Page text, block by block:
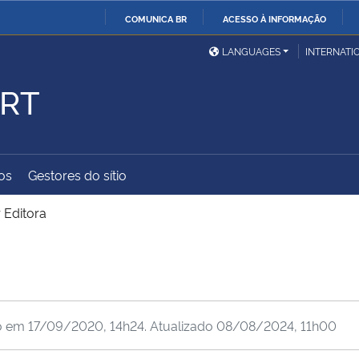
COMUNICA BR ACESSO À INFORMAÇÃO
Ministério da Defesa
Ministério das Relações
Exteriores
Ministério da Cidadania
Ministério do
LANGUAGES
Gestores do sítio
Editora
em 17/09/2020, 14h24. Atualizado 08/08/2024, 11h00